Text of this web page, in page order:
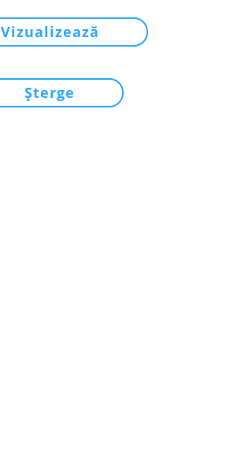
Vizualizează
Șterge